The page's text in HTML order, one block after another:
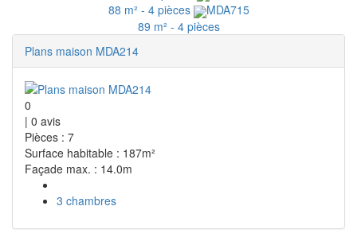
88 m² - 4 pièces
MDA715
89 m² - 4 pièces
Plans maison MDA214
0
| 0 avis
Pièces : 7
Surface habitable : 187m²
Façade max. : 14.0m
3 chambres